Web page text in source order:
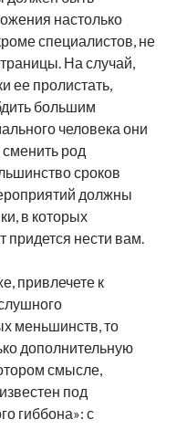
настолько
специалистов, не
На случай,
ее пролистать,
большим
человека они
род
сроков
должны
в которых
придется нести вам.
привлечете к
меньшинств, то
дополнительную
смысле,
под
гиббона»: с